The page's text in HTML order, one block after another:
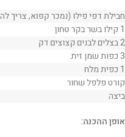
חבילת דפי פילו (נמכר קפוא, צריך
1 קילו בשר בקר טחון
2 בצלים לבנים קצוצים דק
3 כפות שמן זית
1 כפית מלח
קורט פלפל שחור
ביצה
אופן ההכנה: